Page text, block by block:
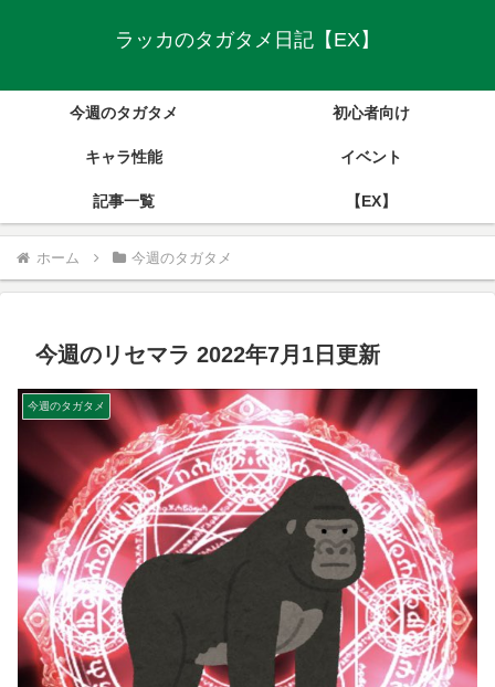
ラッカのタガタメ日記【EX】
今週のタガタメ 初心者向け
キャラ性能 イベント
記事一覧 【EX】
ホーム 今週のタガタメ
今週のリセマラ 2022年7月1日更新
今週のタガタメ